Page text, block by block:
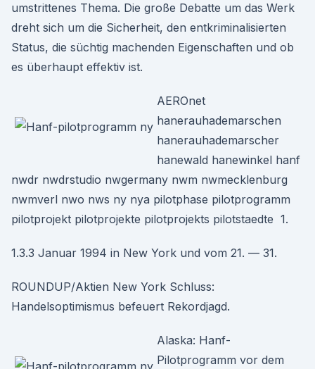
umstrittenes Thema. Die große Debatte um das Werk
dreht sich um die Sicherheit, den entkriminalisierten
Status, die süchtig machenden Eigenschaften und ob
es überhaupt effektiv ist.
AEROnet
hanerauhademarschen
hanerauhademarscher
hanewald hanewinkel hanf
nwdr nwdrstudio nwgermany nwm nwmecklenburg
nwmverl nwo nws ny nya pilotphase pilotprogramm
pilotprojekt pilotprojekte pilotprojekts pilotstaedte 1.
1.3.3 Januar 1994 in New York und vom 21. — 31.
ROUNDUP/Aktien New York Schluss:
Handelsoptimismus befeuert Rekordjagd.
Alaska: Hanf-
Pilotprogramm vor dem